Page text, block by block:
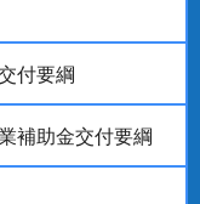
付要綱
補助金交付要綱